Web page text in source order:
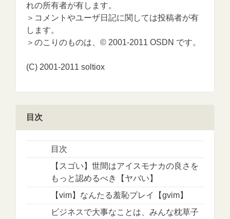
れの所有者が有します。
＞コメントやユーザ日記に関しては投稿者が有
します。
＞のこりのものは、© 2001-2011 OSDN です。
(C) 2001-2011 soltiox
目次
目次
【スゴい】世間はアイスモナカの良さを
もっと認めるべき【ヤバい】
【vim】なんたる羞恥プレイ【gvim】
ビジネスで大事なことは、みんな枕草子